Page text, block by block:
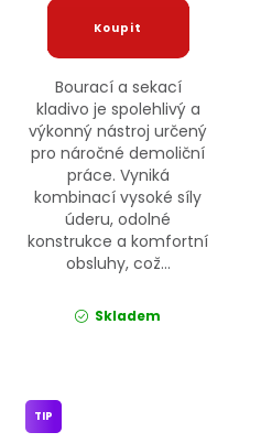
Bourací a sekací
kladivo je spolehlivý a
výkonný nástroj určený
pro náročné demoliční
práce. Vyniká
kombinací vysoké síly
úderu, odolné
konstrukce a komfortní
obsluhy, což...
Skladem
TIP